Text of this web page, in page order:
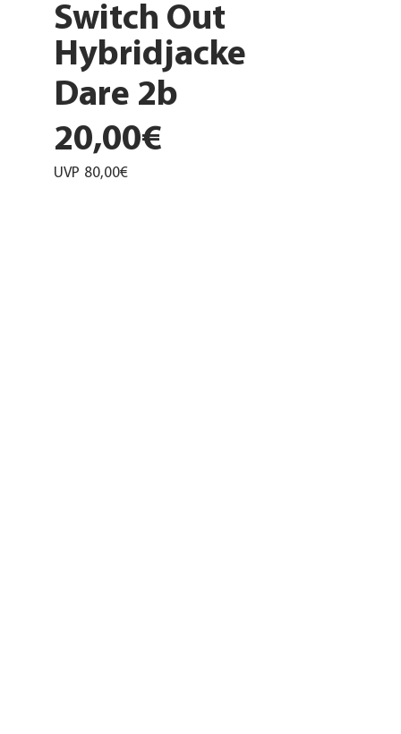
Switch Out
Hybridjacke
Dare 2b
20,00€
UVP 80,00€